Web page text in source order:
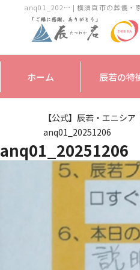
anq01_202… | 横須賀市の葬儀・
ホーム 辰若の特
【公式】辰若・エニシ
anq01_20251206
anq01_20251206